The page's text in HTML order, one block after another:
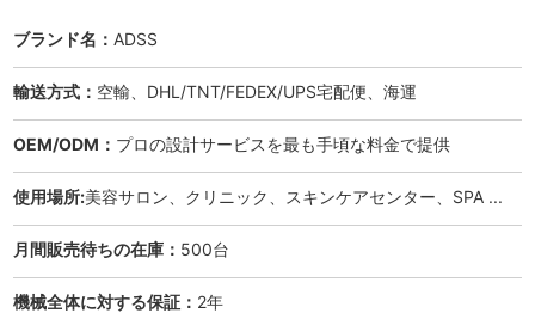
ブランド名： ADSS
輸送方式： 空輸、DHL/TNT/FEDEX/UPS宅配便、海運
OEM/ODM： プロの設計サービスを最も手頃な料金で提供
使用場所:美容サロン、クリニック、スキンケアセンター、SPA ...
月間販売待ちの在庫： 500台
機械全体に対する保証： 2年